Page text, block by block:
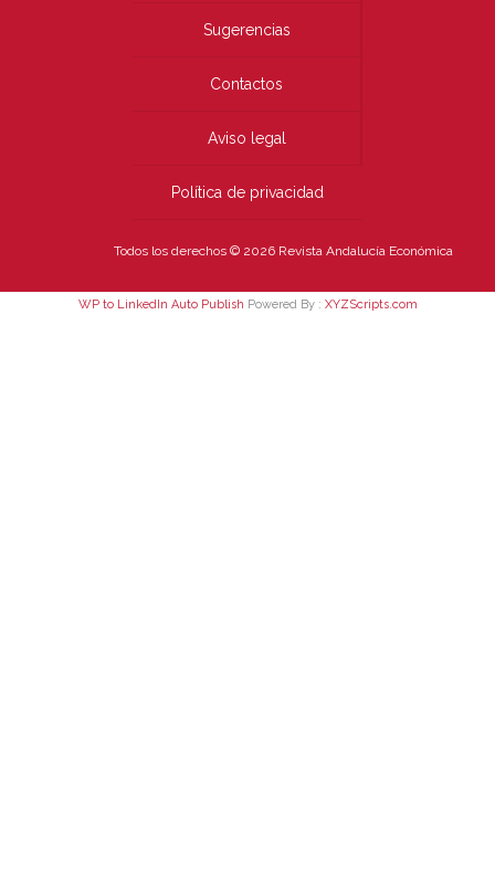
Sugerencias
Contactos
Aviso legal
Política de privacidad
Todos los derechos © 2026 Revista Andalucía Económica
WP to LinkedIn Auto Publish Powered By : XYZScripts.com